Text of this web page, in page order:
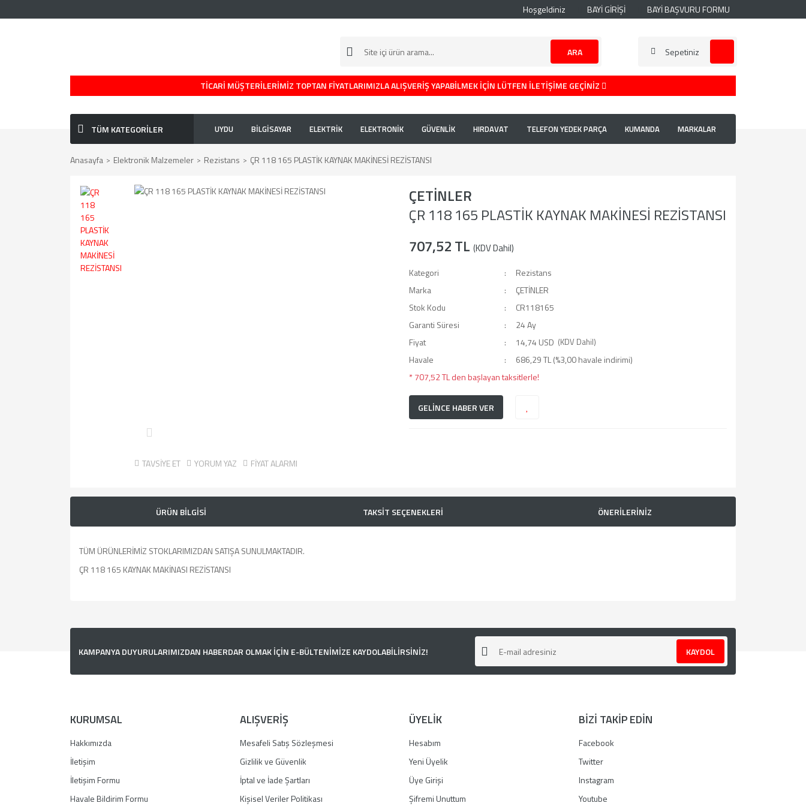
Hoşgeldiniz BAYİ GİRİŞİ BAYİ BAŞVURU FORMU
ARA Sepetiniz
TİCARİ MÜŞTERİLERİMİZ TOPTAN FİYATLARIMIZLA ALIŞVERİŞ YAPABİLMEK İÇİN LÜTFEN İLETİŞİME GEÇİNİZ
TÜM KATEGORİLER UYDU BİLGİSAYAR ELEKTRİK ELEKTRONİK GÜVENLİK HIRDAVAT TELEFON YEDEK PARÇA KUMANDA MARKALAR
Anasayfa Elektronik Malzemeler Rezistans ÇR 118 165 PLASTİK KAYNAK MAKİNESİ REZİSTANSI
TAVSİYE ET YORUM YAZ FİYAT ALARMI
ÇETİNLER
ÇR 118 165 PLASTİK KAYNAK MAKİNESİ REZİSTANSI
707,52 TL (KDV Dahil)
Kategori
Rezistans
Marka
ÇETİNLER
Stok Kodu
CR118165
Garanti Süresi
24 Ay
Fiyat
14,74 USD (KDV Dahil)
Havale
686,29 TL (%3,00 havale indirimi)
* 707,52 TL den başlayan taksitlerle!
GELİNCE HABER VER
ÜRÜN BİLGİSİ TAKSİT SEÇENEKLERİ ÖNERİLERİNİZ
TÜM ÜRÜNLERİMİZ STOKLARIMIZDAN SATIŞA SUNULMAKTADIR.
ÇR 118 165 KAYNAK MAKİNASI REZİSTANSI
Ürün resmi kalitesiz, bozuk veya görüntülenemiyor.
Bu ürüne benzer farklı alternatifler olmalı.
Gönder
KAMPANYA DUYURULARIMIZDAN HABERDAR OLMAK İÇİN E-BÜLTENİMİZE KAYDOLABİLİRSİNİZ! KAYDOL
KURUMSAL
Hakkımızda
İletişim
İletişim Formu
Havale Bildirim Formu
ALIŞVERİŞ
Mesafeli Satış Sözleşmesi
Gizlilik ve Güvenlik
İptal ve İade Şartları
Kişisel Veriler Politikası
ÜYELİK
Hesabım
Yeni Üyelik
Üye Girişi
Şifremi Unuttum
BİZİ TAKİP EDİN
Facebook
Twitter
Instagram
Youtube